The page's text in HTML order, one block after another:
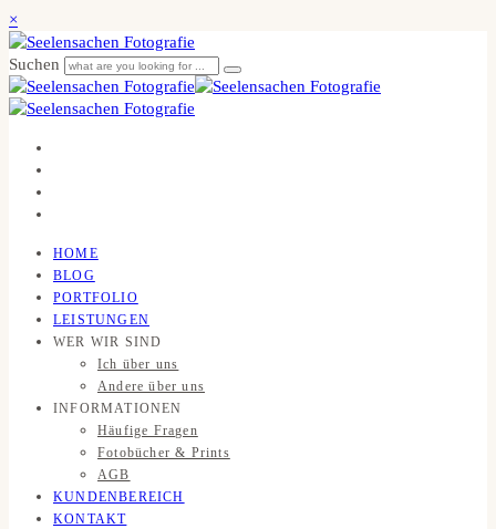
×
Suchen
HOME
BLOG
PORTFOLIO
LEISTUNGEN
WER WIR SIND
Ich über uns
Andere über uns
INFORMATIONEN
Häufige Fragen
Fotobücher & Prints
AGB
KUNDENBEREICH
KONTAKT